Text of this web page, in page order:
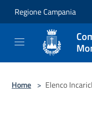
Regione Campania
Home > Elenco